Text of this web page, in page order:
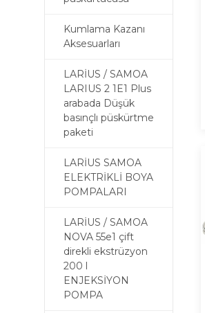
Kumlama Kazanı
Aksesuarları
LARİUS / SAMOA
LARIUS 2 1E1 Plus
arabada Düşük
basınçlı püskürtme
paketi
LARİUS SAMOA
ELEKTRİKLİ BOYA
POMPALARI
LARİUS / SAMOA
NOVA 55e1 çift
direkli ekstrüzyon
200 l
ENJEKSİYON
POMPA